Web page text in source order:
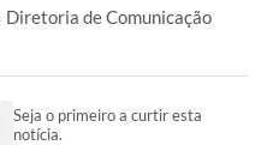
Diretoria de Comunicação
Seja o primeiro a curtir esta
notícia.